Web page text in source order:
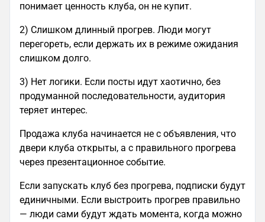
понимает ценность клуба, он не купит.
2) Слишком длинный прогрев. Люди могут
перегореть, если держать их в режиме ожидания
слишком долго.
3) Нет логики. Если посты идут хаотично, без
продуманной последовательности, аудитория
теряет интерес.
Продажа клуба начинается не с объявления, что
двери клуба открыты, а с правильного прогрева
через презентационное событие.
Если запускать клуб без прогрева, подписки будут
единичными. Если выстроить прогрев правильно
— люди сами будут ждать момента, когда можно